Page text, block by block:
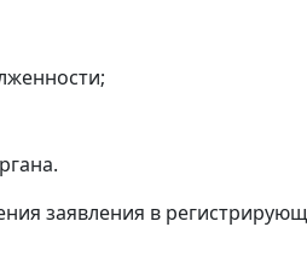
заявления в